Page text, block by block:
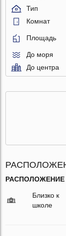
Тип
Комнат
Площадь
До моря
До центра
РАСПОЛОЖЕНИЕ
Близко к
школе